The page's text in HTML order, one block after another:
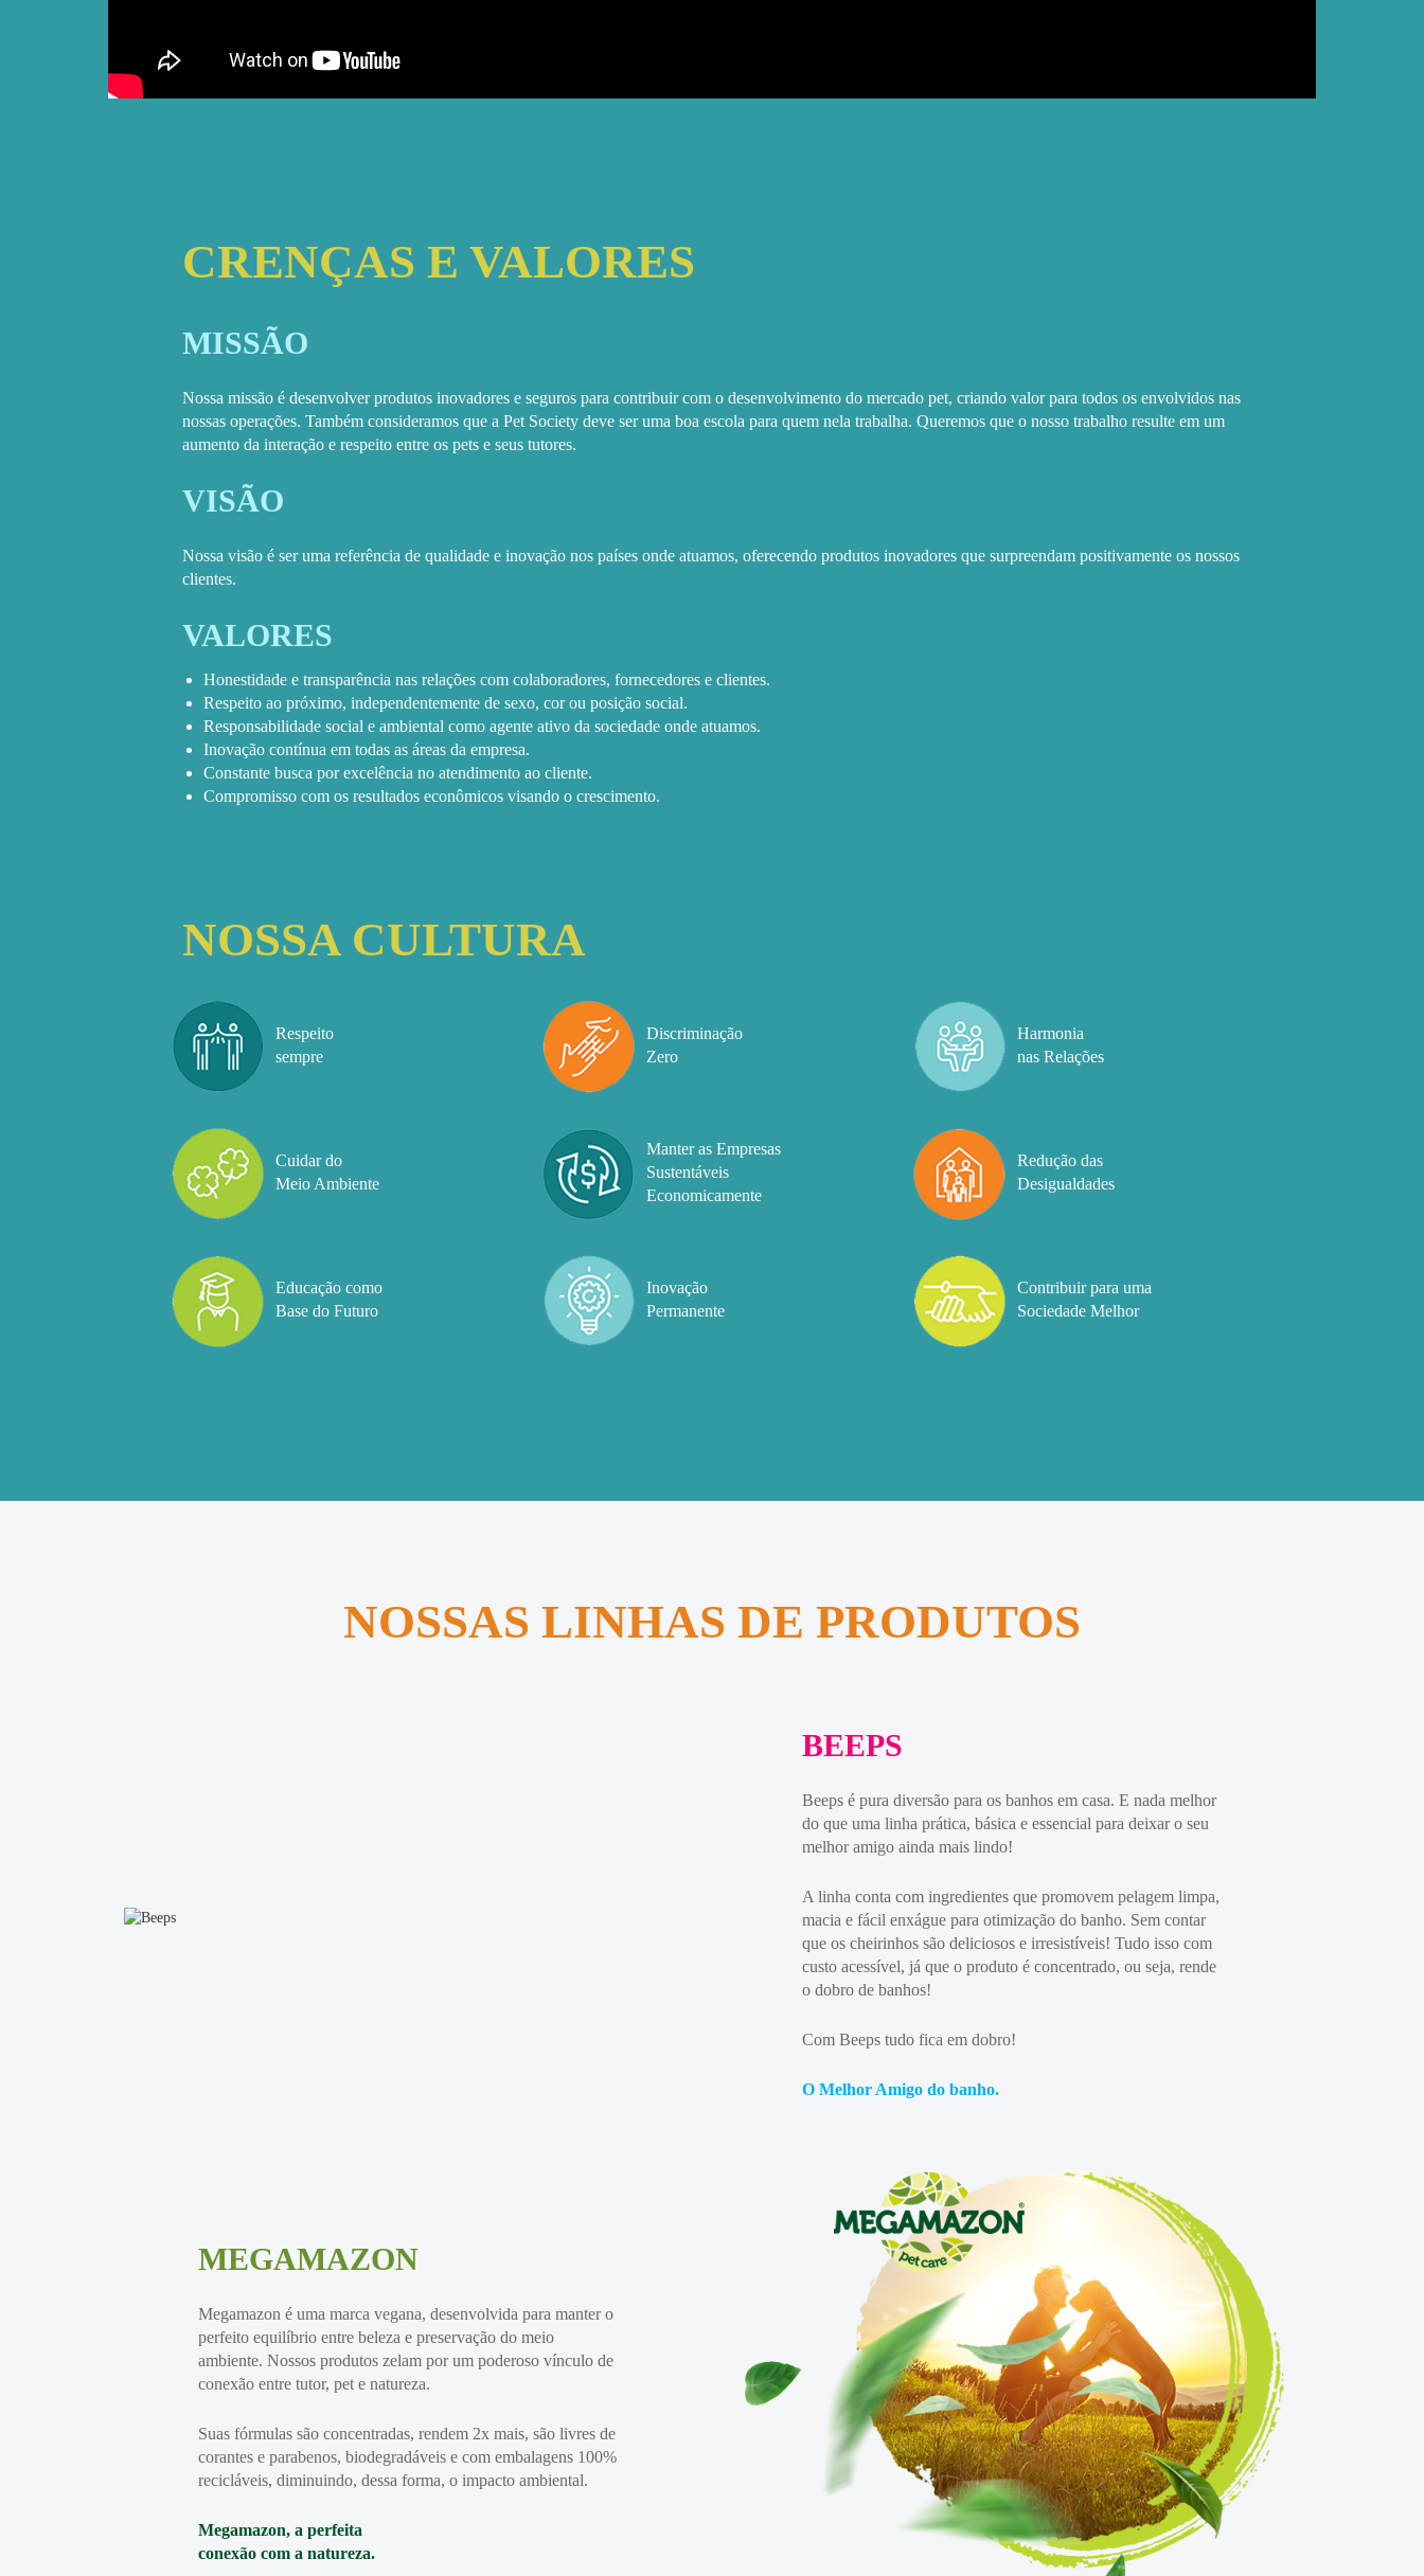
CRENÇAS E VALORES
MISSÃO
Nossa missão é desenvolver produtos inovadores e seguros para contribuir com o desenvolvimento do mercado pet, criando valor para todos os envolvidos nas
nossas operações. Também consideramos que a Pet Society deve ser uma boa escola para quem nela trabalha. Queremos que o nosso trabalho resulte em um
aumento da interação e respeito entre os pets e seus tutores.
VISÃO
Nossa visão é ser uma referência de qualidade e inovação nos países onde atuamos, oferecendo produtos inovadores que surpreendam positivamente os nossos
clientes.
VALORES
Honestidade e transparência nas relações com colaboradores, fornecedores e clientes.
Respeito ao próximo, independentemente de sexo, cor ou posição social.
Responsabilidade social e ambiental como agente ativo da sociedade onde atuamos.
Inovação contínua em todas as áreas da empresa.
Constante busca por excelência no atendimento ao cliente.
Compromisso com os resultados econômicos visando o crescimento.
NOSSA CULTURA
Respeito
sempre
Discriminação
Zero
Harmonia
nas Relações
Cuidar do
Meio Ambiente
Manter as Empresas
Sustentáveis
Economicamente
Redução das
Desigualdades
Educação como
Base do Futuro
Inovação
Permanente
Contribuir para uma
Sociedade Melhor
NOSSAS LINHAS DE PRODUTOS
BEEPS
Beeps é pura diversão para os banhos em casa. E nada melhor
do que uma linha prática, básica e essencial para deixar o seu
melhor amigo ainda mais lindo!
A linha conta com ingredientes que promovem pelagem limpa,
macia e fácil enxágue para otimização do banho. Sem contar
que os cheirinhos são deliciosos e irresistíveis! Tudo isso com
custo acessível, já que o produto é concentrado, ou seja, rende
o dobro de banhos!
Com Beeps tudo fica em dobro!
O Melhor Amigo do banho.
MEGAMAZON
Megamazon é uma marca vegana, desenvolvida para manter o
perfeito equilíbrio entre beleza e preservação do meio
ambiente. Nossos produtos zelam por um poderoso vínculo de
conexão entre tutor, pet e natureza.
Suas fórmulas são concentradas, rendem 2x mais, são livres de
corantes e parabenos, biodegradáveis e com embalagens 100%
recicláveis, diminuindo, dessa forma, o impacto ambiental.
Megamazon, a perfeita
conexão com a natureza.